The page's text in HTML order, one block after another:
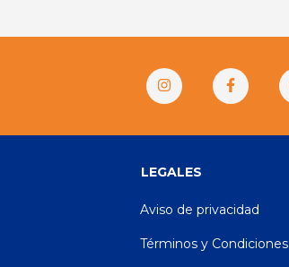
LEGALES
Aviso de privacidad
Términos y Condiciones